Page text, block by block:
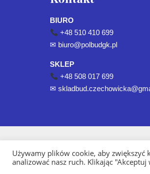
BIURO
+48 510 410 699
✉ biuro@polbudgk.pl
SKLEP
+48 508 017 699
✉
Używamy plików cookie, aby
analizować nasz ruch. Klikając